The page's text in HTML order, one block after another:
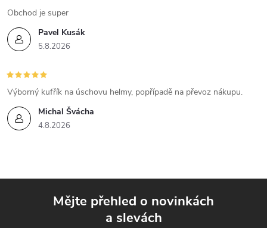
p
i
s
u
Pavel Kusák
5.8.2026
Obchod je super
Michal Švácha
4.8.2026
Výborný kufřík na úschovu helmy, popřípadě na převoz nákupu.
Mějte přehled o novinkách
a slevách